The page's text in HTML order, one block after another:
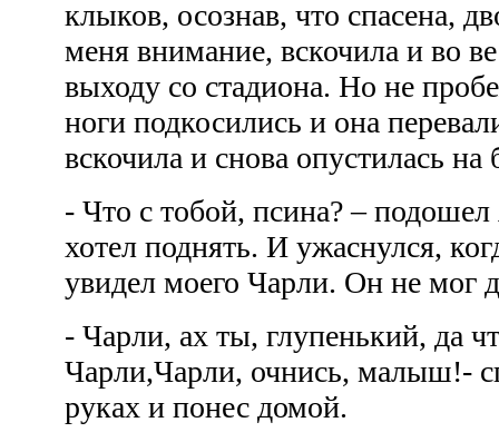
клыков, осознав, что спасена,
меня внимание, вскочила и во
выходу со стадиона. Но не
ноги подкосились и она
вскочила и снова опустилась
- Что с тобой, псина? –
хотел поднять. И ужаснулся,
увидел моего Чарли. Он не мог
- Чарли, ах ты, глупенький, да
Чарли,Чарли, очнись, малыш!-
руках и понес домой.